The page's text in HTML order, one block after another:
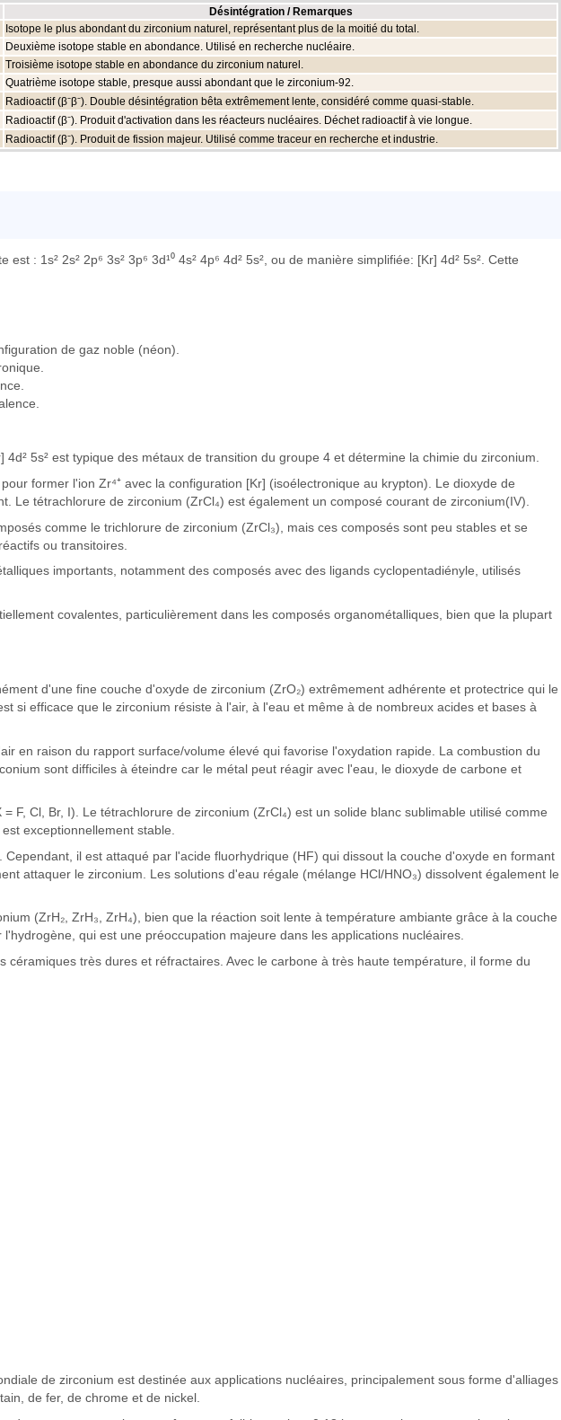
Désintégration / Remarques
Isotope le plus abondant du zirconium naturel, représentant plus de la moitié du total.
Deuxième isotope stable en abondance. Utilisé en recherche nucléaire.
Troisième isotope stable en abondance du zirconium naturel.
Quatrième isotope stable, presque aussi abondant que le zirconium-92.
Radioactif (β⁻β⁻). Double désintégration bêta extrêmement lente, considéré comme quasi-stable.
Radioactif (β⁻). Produit d'activation dans les réacteurs nucléaires. Déchet radioactif à vie longue.
Radioactif (β⁻). Produit de fission majeur. Utilisé comme traceur en recherche et industrie.
: 1s² 2s² 2p⁶ 3s² 3p⁶ 3d¹⁰ 4s² 4p⁶ 4d² 5s², ou de manière simplifiée: [Kr] 4d² 5s². Cette
de gaz noble (néon).
5s² est typique des métaux de transition du groupe 4 et détermine la chimie du zirconium.
former l'ion Zr⁴⁺ avec la configuration [Kr] (isoélectronique au krypton). Le dioxyde de
tétrachlorure de zirconium (ZrCl₄) est également un composé courant de zirconium(IV).
comme le trichlorure de zirconium (ZrCl₃), mais ces composés sont peu stables et se
ou transitoires.
importants, notamment des composés avec des ligands cyclopentadiényle, utilisés
covalentes, particulièrement dans les composés organométalliques, bien que la plupart
d'une fine couche d'oxyde de zirconium (ZrO₂) extrêmement adhérente et protectrice qui le
si efficace que le zirconium résiste à l'air, à l'eau et même à de nombreux acides et bases à
en raison du rapport surface/volume élevé qui favorise l'oxydation rapide. La combustion du
sont difficiles à éteindre car le métal peut réagir avec l'eau, le dioxyde de carbone et
Cl, Br, I). Le tétrachlorure de zirconium (ZrCl₄) est un solide blanc sublimable utilisé comme
exceptionnellement stable.
il est attaqué par l'acide fluorhydrique (HF) qui dissout la couche d'oxyde en formant
attaquer le zirconium. Les solutions d'eau régale (mélange HCl/HNO₃) dissolvent également le
(ZrH₂, ZrH₃, ZrH₄), bien que la réaction soit lente à température ambiante grâce à la couche
qui est une préoccupation majeure dans les applications nucléaires.
très dures et réfractaires. Avec le carbone à très haute température, il forme du
de zirconium est destinée aux applications nucléaires, principalement sous forme d'alliages
de fer, de chrome et de nickel.